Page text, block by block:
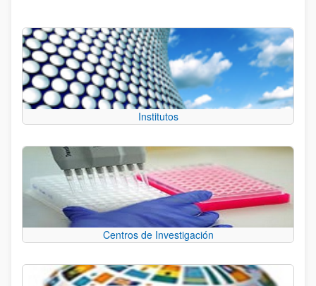
Institutos
Centros de Investigación